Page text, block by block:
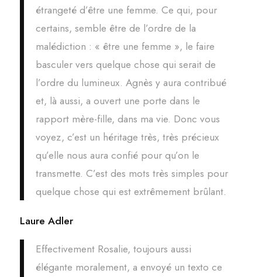
étrangeté d’être une femme. Ce qui, pour
certains, semble être de l’ordre de la
malédiction : « être une femme », le faire
basculer vers quelque chose qui serait de
l’ordre du lumineux. Agnès y aura contribué
et, là aussi, a ouvert une porte dans le
rapport mère-fille, dans ma vie. Donc vous
voyez, c’est un héritage très, très précieux
qu’elle nous aura confié pour qu’on le
transmette. C’est des mots très simples pour
quelque chose qui est extrêmement brûlant.
Laure Adler
Effectivement Rosalie, toujours aussi
élégante moralement, a envoyé un texto ce